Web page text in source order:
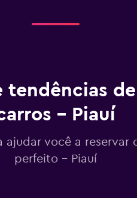
tendências
- Piauí
ajudar você a reservar
perfeito - Piauí